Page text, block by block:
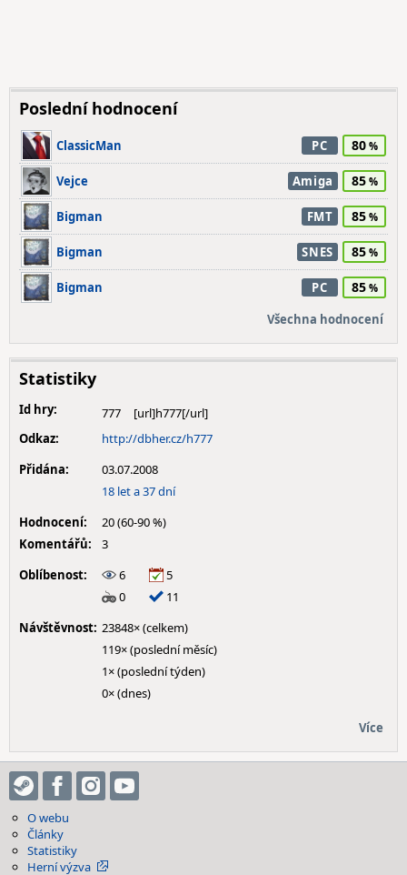
Poslední hodnocení
ClassicMan PC 80
Vejce Amiga 85
Bigman FMT 85
Bigman SNES 85
Bigman PC 85
Všechna hodnocení
Statistiky
Id hry:
777
Odkaz:
http://dbher.cz/h777
Přidána:
03.07.2008
18 let a 37 dní
Hodnocení:
20 (60-90 %)
Komentářů:
3
Oblíbenost:
6
5
0
11
Návštěvnost: 23848× (celkem)
119× (poslední měsíc)
1× (poslední týden)
0× (dnes)
Více
O webu
Články
Statistiky
Herní výzva